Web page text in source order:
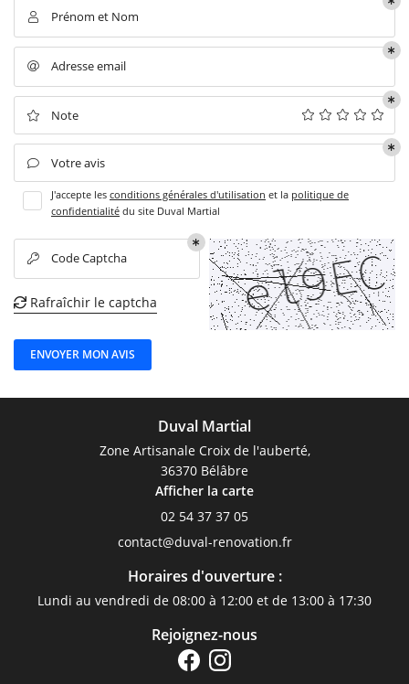
ACCUEIL
VRD
ZINGUERIE
ISOLATION
CARRELAGE
MENUISERIE
AVIS
ACTUALITÉS
02 54 37 37 05
Rejoignez-
 Prénom et Nom
 Adresse email
 Note
 Votre avis
J'accepte les conditions générales d'utilisation et la politique de
confidentialité du site Duval Martial
 Code Captcha
 Rafraîchir le captcha
ENVOYER MON AVIS
Duval Martial
Zone Artisanale Croix de l'auberté,
36370 Bélâbre
Afficher la carte
02 54 37 37 05
Horaires d'ouverture :
Lundi au vendredi de 08:00 à 12:00 et de 13:00 à 17:30
Rejoignez-nous